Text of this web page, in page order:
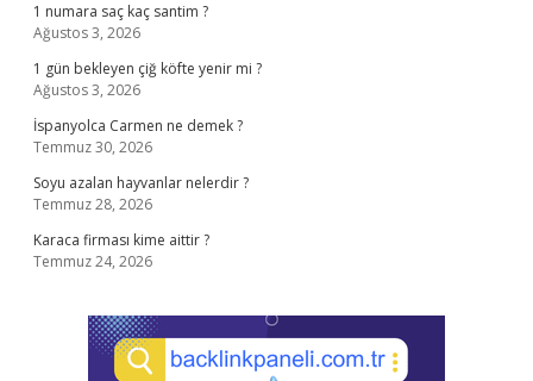
1 numara saç kaç santim ?
Ağustos 3, 2026
1 gün bekleyen çiğ köfte yenir mi ?
Ağustos 3, 2026
İspanyolca Carmen ne demek ?
Temmuz 30, 2026
Soyu azalan hayvanlar nelerdir ?
Temmuz 28, 2026
Karaca firması kime aittir ?
Temmuz 24, 2026